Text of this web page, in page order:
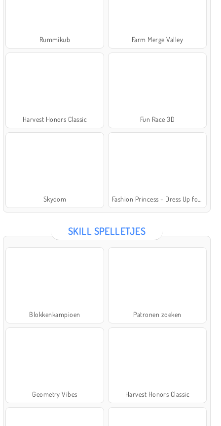
Rummikub Farm Merge Valley
Harvest Honors Classic Fun Race 3D
Skydom Fashion Princess - Dress Up for Girls
SKILL SPELLETJES
Blokkenkampioen Patronen zoeken
Geometry Vibes Harvest Honors Classic